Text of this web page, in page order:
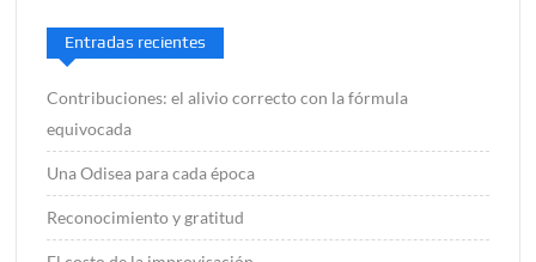
Entradas recientes
Contribuciones: el alivio correcto con la fórmula
equivocada
Una Odisea para cada época
Reconocimiento y gratitud